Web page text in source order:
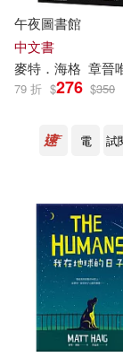
麥特．海格
（英）麥特
(英)麥特·
[英]麥特·海
麥特．海
出版社 (可複
午夜圖書館
中文書
麥特 ． 海格 章晉
79 折 $276 $350
電 試